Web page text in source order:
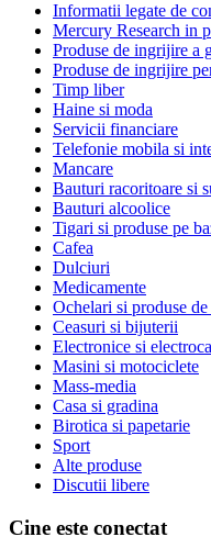
Informatii legate de
Mercury Research in
Produse de ingrijire a
Produse de ingrijire
Timp liber
Haine si moda
Servicii financiare
Telefonie mobila si
Mancare
Bauturi racoritoare si
Bauturi alcoolice
Tigari si produse pe
Cafea
Dulciuri
Medicamente
Ochelari si produse de
Ceasuri si bijuterii
Electronice si
Masini si motociclete
Mass-media
Casa si gradina
Birotica si papetarie
Sport
Alte produse
Discutii libere
Cine este conectat